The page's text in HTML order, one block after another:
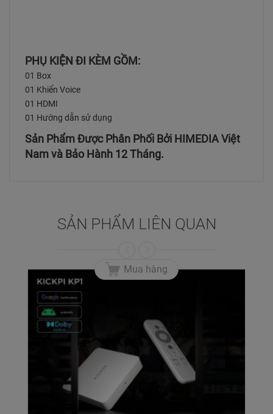
PHỤ KIỆN ĐI KÈM GỒM:
01 Box
01 Khiển Voice
01 HDMI
01 Hướng dẫn sử dụng
Sản Phẩm Được Phân Phối Bởi HIMEDIA Việt
Nam và Bảo Hành 12 Tháng.
SẢN PHẨM LIÊN QUAN
Mua hàng